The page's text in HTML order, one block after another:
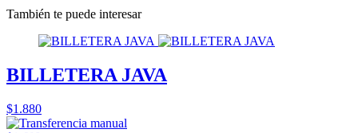
También te puede interesar
BILLETERA JAVA
$1.880